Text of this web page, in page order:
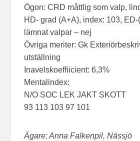
Ögon: CRD måttlig som valp,
HD- grad (A+A), index: 103, ED-
lämnat valpar – nej
Övriga meriter: Gk
utställning
Inavelskoeffiicient: 6,3%
Mentalindex:
N/O SOC LEK JAKT SKOTT
93 113 103 97 101
Ägare: Anna Falkenpil, Nässjö